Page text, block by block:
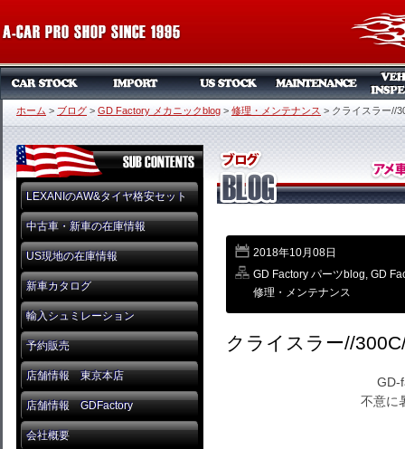
ホーム > ブログ > GD Factory メカニックblog > 修理・メンテナンス > クライスラー//
LEXANIのAW&タイヤ格安セット
中古車・新車の在庫情報
US現地の在庫情報
新車カタログ
輸入シュミレーション
予約販売
店舗情報 東京本店
店舗情報 GDFactory
会社概要
2018年10月08日
GD Factory パーツblog, GD
修理・メンテナンス
クライスラー//
GD-
不意に